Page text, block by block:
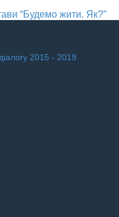
“Будемо жити. Як?”
2015 - 2019